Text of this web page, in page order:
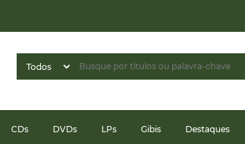
CDs DVDs LPs Gibis Destaques